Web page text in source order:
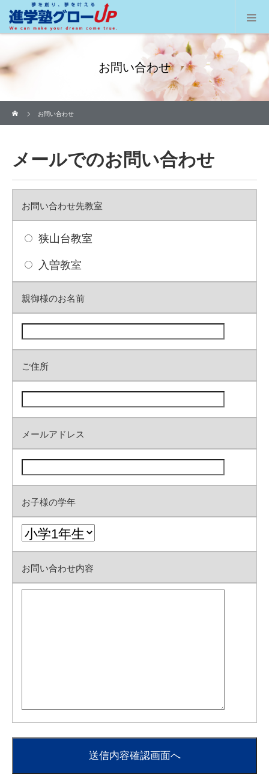
お問い合わせ
お問い合わせ
メールでのお問い合わせ
お問い合わせ先教室
狭山台教室
入曽教室
親御様のお名前
ご住所
メールアドレス
お子様の学年
お問い合わせ内容